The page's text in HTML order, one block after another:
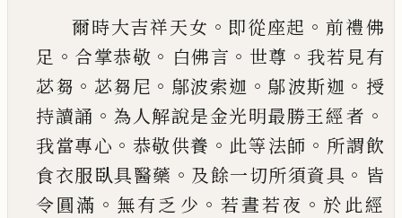
爾時大吉祥天女 。 即從座起 。 前禮佛
足 。 合掌恭敬 。 白佛言 。 世尊 。 我若見有
苾芻 。 苾芻尼 。 鄔波索迦 。 鄔波斯迦 。 授
持讀誦 。 為人解說是金光明最勝王經者 。
我當專心 。 恭敬供養 。 此等法師 。 所謂飲
食衣服臥具醫藥 。 及餘一切所須資具 。 皆
令圓滿 。 無有乏 少 。 若晝若夜 。 於此經